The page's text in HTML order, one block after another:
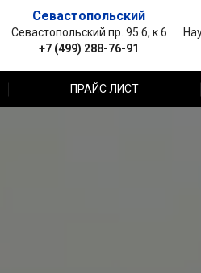
Севастопольский
Севастопольский пр. 95 б, к.6
+7 (499) 288-76-91
ПРАЙС ЛИСТ